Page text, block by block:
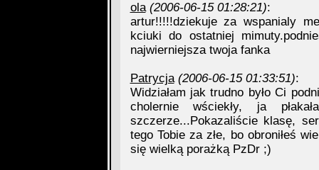
ola (2006-06-15 01:28:21):
artur!!!!!dziekuje za wspanialy
kciuki do ostatniej
najwierniejsza twoja fanka
Patrycja (2006-06-15 01:33:51):
Widziałam jak trudno było Ci
cholernie wściekły, ja
szczerze...Pokazaliście klasę,
tego Tobie za złe, bo obroniłeś
się wielką porażką PzDr ;)